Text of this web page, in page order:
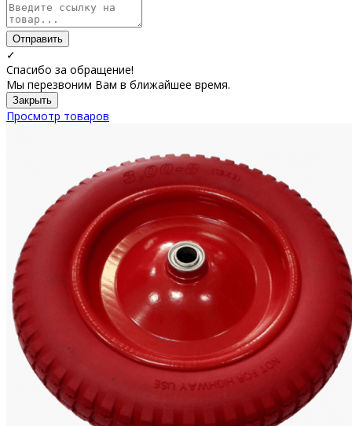
Отправить
✓
Спасибо за обращение!
Мы перезвоним Вам в ближайшее время.
Закрыть
Просмотр товаров